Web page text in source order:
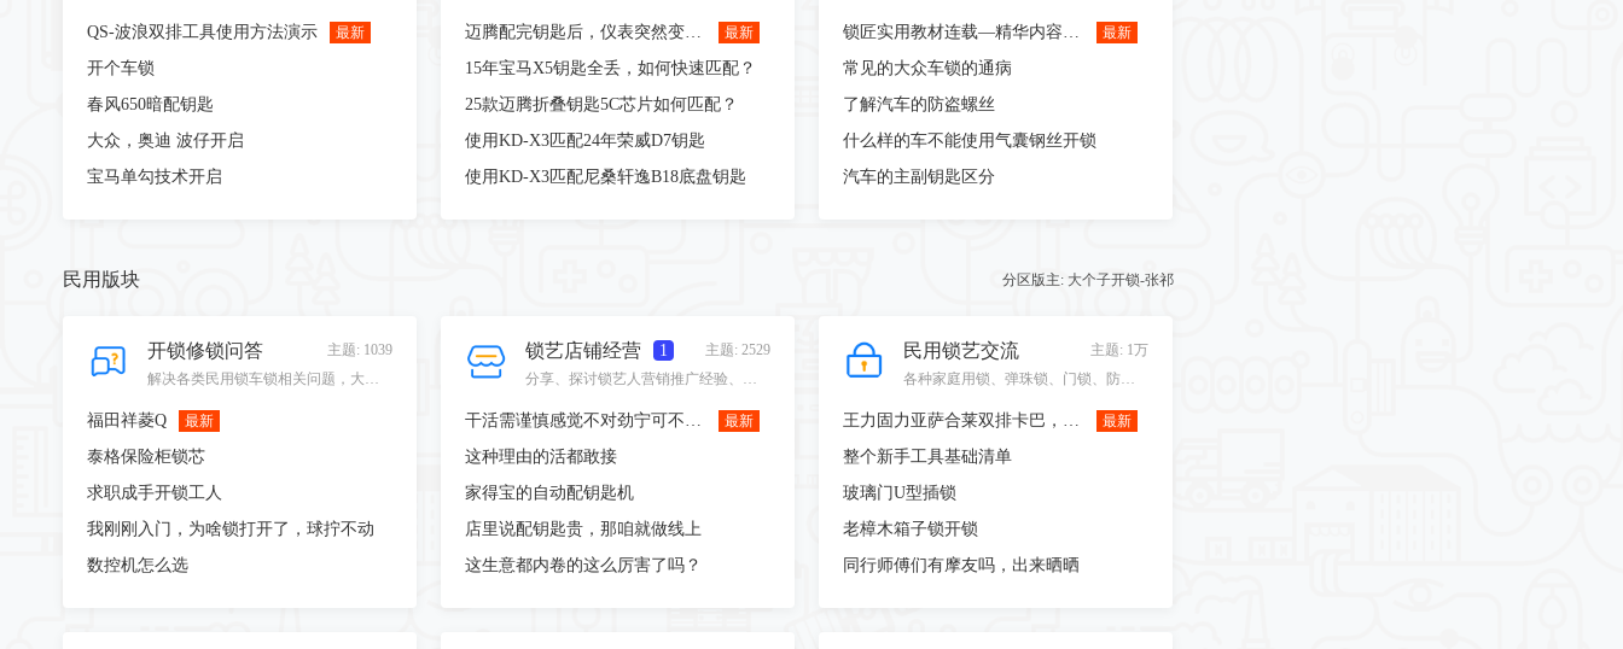
锁，，，，，，，，，，，签
到，，，，，，，，，
建笙锁业 : 精诚开
锁，，，，，，，，，，，，签
2024-10-22 11:01
到，，，，，，，，，
2024-10-21 12:16 [评论]
QS-波浪双排工具使用方法演示 最新
开个车锁
春风650暗配钥匙
大众，奥迪 波仔开启
宝马单勾技术开启
迈腾配完钥匙后，仪表突然变成英文的，如何正确处理？ 最新
15年宝马X5钥匙全丢，如何快速匹配？
25款迈腾折叠钥匙5C芯片如何匹配？
使用KD-X3匹配24年荣威D7钥匙
使用KD-X3匹配尼桑轩逸B18底盘钥匙
锁匠实用教材连载—精华内容，付费查看 最新
常见的大众车锁的通病
了解汽车的防盗螺丝
什么样的车不能使用气囊钢丝开锁
汽车的主副钥匙区分
分区版主: 大个子开锁-张祁
民用版块
开锁修锁问答
主题: 1039
解决各类民用锁车锁相关问题，大家共同讨论共同成长。
福田祥菱Q 最新
泰格保险柜锁芯
求职成手开锁工人
我刚刚入门，为啥锁打开了，球拧不动
数控机怎么选
锁艺店铺经营 1
主题: 2529
分享、探讨锁艺人营销推广经验、手法、案例。锁店经营，广告投放，客户维护等信息。
干活需谨慎感觉不对劲宁可不干这份活 最新
这种理由的活都敢接
家得宝的自动配钥匙机
店里说配钥匙贵，那咱就做线上
这生意都内卷的这么厉害了吗？
民用锁艺交流 主题: 1万
各种家庭用锁、弹珠锁、门锁、防盗锁的开修技术心得讨论！
王力固力亚萨合莱双排卡巴，用侧勾开启. 最新
整个新手工具基础清单
玻璃门U型插锁
老樟木箱子锁开锁
同行师傅们有摩友吗，出来晒晒